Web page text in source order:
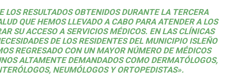
RESULTADOS OBTENIDOS DURANTE LA TERCERA
QUE HEMOS LLEVADO A CABO PARA ATENDER A LOS
SU ACCESO A SERVICIOS MÉDICOS. EN LAS CLÍNICAS
DE LOS RESIDENTES DEL MUNICIPIO ISLEÑO
REGRESADO CON UN MAYOR NÚMERO DE MÉDICOS
ALTAMENTE DEMANDADOS COMO DERMATÓLOGOS,
NEUMÓLOGOS Y ORTOPEDISTAS».